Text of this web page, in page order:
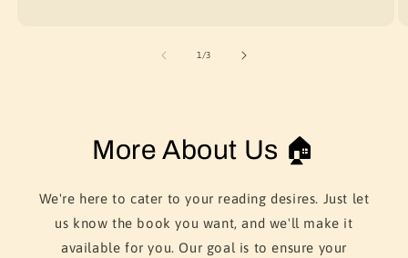
1 /of
3
More About Us 🏠
We're here to cater to your reading desires. Just let
us know the book you want, and we'll make it
available for you. Our goal is to ensure your